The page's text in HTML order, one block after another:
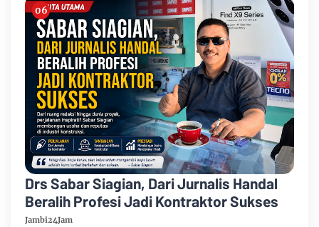
Drs Sabar Siagian, Dari Jurnalis Handal
Beralih Profesi Jadi Kontraktor Sukses
Jambi24Jam